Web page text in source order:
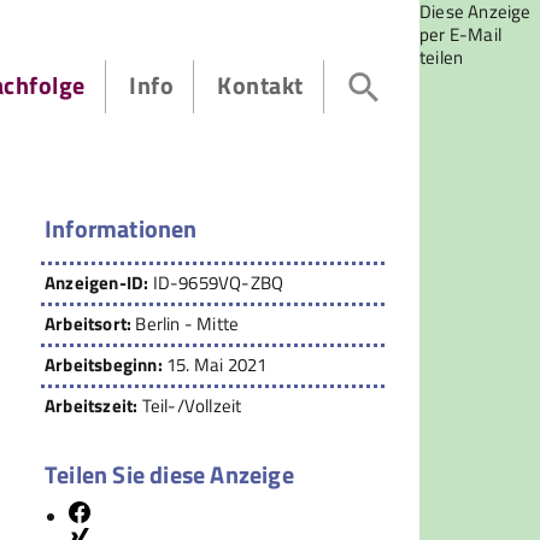
Info Kontakt
Informationen
Anzeigen-ID: ID-9659VQ-ZBQ
Arbeitsort: Berlin - Mitte
Arbeitsbeginn: 15. Mai 2021
Arbeitszeit: Teil-/Vollzeit
Teilen Sie diese Anzeige
Diese Anzeige
per E-Mail
teilen